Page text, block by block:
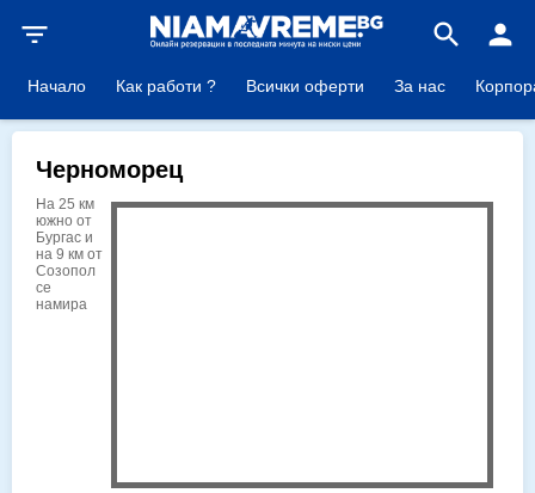
filter_list search person
Начало Как работи ? Всички оферти За нас
Черноморец
На 25 км
южно от
Бургас и
на 9 км от
Созопол
се
намира